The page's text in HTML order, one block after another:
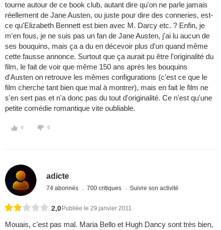
tourne autour de ce book club, autant dire qu'on ne parle jamais
réellement de Jane Austen, ou juste pour dire des conneries, est-
ce qu'Elizabeth Bennett est bien avec M. Darcy etc. ? Enfin, je
m'en fous, je ne suis pas un fan de Jane Austen, j'ai lu aucun de
ses bouquins, mais ça a du en décevoir plus d'un quand même
cette fausse annonce. Surtout que ça aurait pu être l'originalité du
film, le fait de voir que même 150 ans après les bouquins
d'Austen on retrouve les mêmes configurations (c'est ce que le
film cherche tant bien que mal à montrer), mais en fait le film ne
s'en sert pas et n'a donc pas du tout d'originalité. Ce n'est qu'une
petite comédie romantique vite oubliable.
0 0
adicte
74 abonnés 700 critiques Suivre son activité
2,0 Publiée le 29 janvier 2011
Mouais, c'est pas mal. Maria Bello et Hugh Dancy sont très bien,